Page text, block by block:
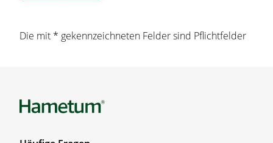
Die mit * gekennzeichneten Felder sind Pflichtfelder